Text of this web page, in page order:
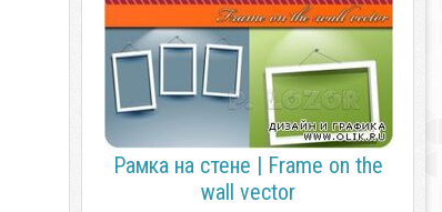
Рамка на стене | Frame on the
wall vector